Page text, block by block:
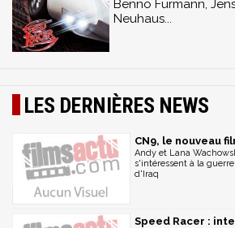
Benno Fürmann,
Neuhaus...
LES DERNIÈRES NEWS
CN9, le nouveau
Andy et Lana
s'intéressent à la guerre
d'Iraq
Speed Racer :